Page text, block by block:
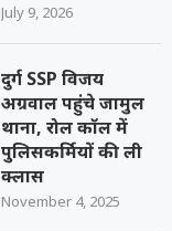
July 9, 2026
दुर्ग SSP विजय
अग्रवाल पहुंचे जामुल
थाना, रोल कॉल में
पुलिसकर्मियों की ली
क्लास
November 4, 2025